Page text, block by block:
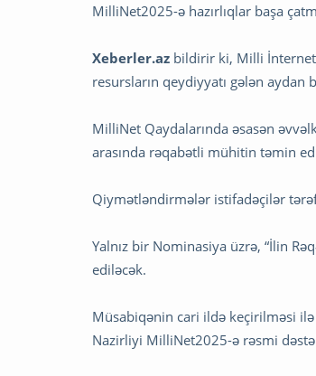
MilliNet2025-ə hazırlıqlar başa
Xeberler.az bildirir ki, Milli
resursların qeydiyyatı gələn aydan
MilliNet Qaydalarında əsasən
arasında rəqabətli mühitin təmin
Qiymətləndirmələr istifadəçilər
Yalnız bir Nominasiya üzrə, “İlin
ediləcək.
Müsabiqənin cari ildə keçirilməsi
Nazirliyi MilliNet2025-ə rəsmi